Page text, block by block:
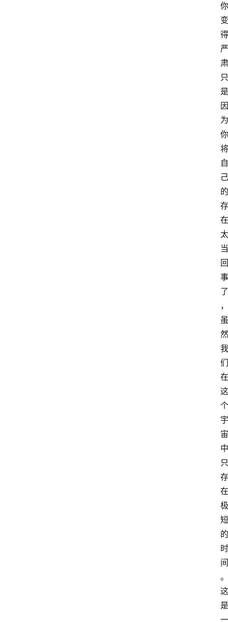
你
变
得
严
肃
只
是
因
为
你
将
自
己
的
存
在
太
当
回
事
了
，
虽
然
我
们
在
这
个
宇
宙
中
只
存
在
极
短
的
时
间
。
这
是
一